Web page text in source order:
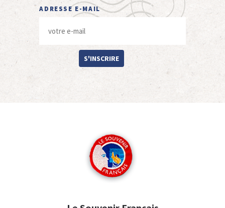
ADRESSE E-MAIL
S'INSCRIRE